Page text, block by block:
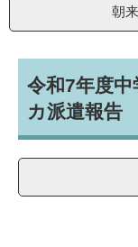
朝
文令和7年度
カ派遣報告